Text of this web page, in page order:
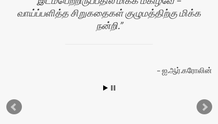
வாய்ப்பளித்த சிறுகதைகள் குழுமத்திற்கு மிக்க
நன்றி.
ஐ.ஆர்.கரோலின்